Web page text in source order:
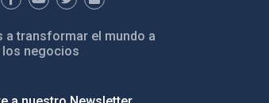
a transformar el mundo a
los negocios